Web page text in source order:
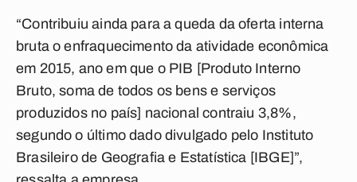
“Contribuiu ainda para a queda da oferta interna
bruta o enfraquecimento da atividade econômica
em 2015, ano em que o PIB [Produto Interno
Bruto, soma de todos os bens e serviços
produzidos no país] nacional contraiu 3,8%,
segundo o último dado divulgado pelo Instituto
Brasileiro de Geografia e Estatística [IBGE]”,